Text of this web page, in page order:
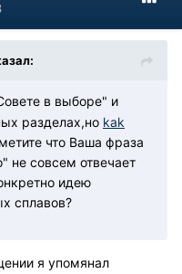
в выборе" и
разделах,но kak
что Ваша фраза
не совсем отвечает
идею
сплавов?
я упомянал